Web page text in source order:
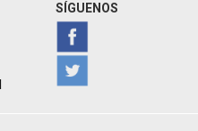
SÍGUENOS